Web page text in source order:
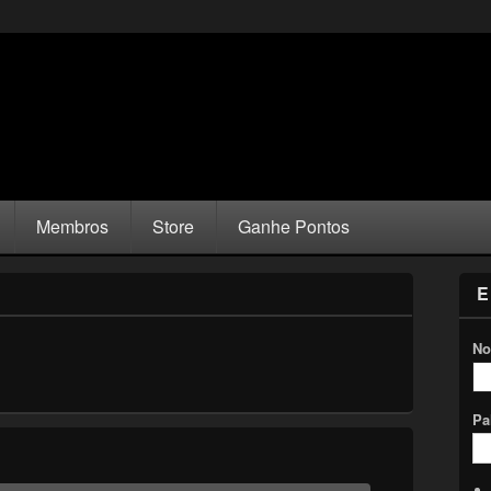
Membros Store Ganhe Pontos